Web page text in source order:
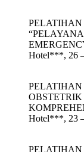
PELATIHAN
Hotel***, 26
Hotel***, 23 –